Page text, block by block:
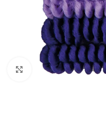
გადიდება